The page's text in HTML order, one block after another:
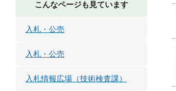
こんなページも見ています
入札・公売
入札・公売
入札情報広場（技術検査課）